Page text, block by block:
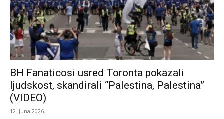
BH Fanaticosi usred Toronta pokazali
ljudskost, skandirali “Palestina, Palestina”
(VIDEO)
12. Juna 2026.